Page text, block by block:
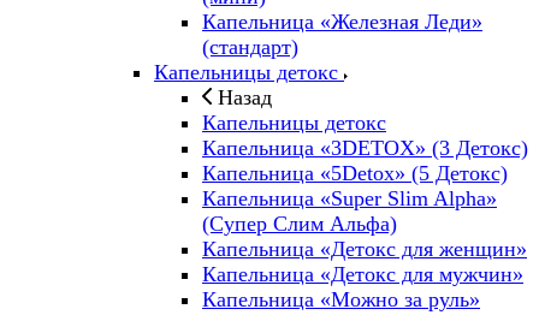
Капельница «Железная Леди»
(стандарт)
Капельницы детокс
Назад
Капельницы детокс
Капельница «3DETOX» (3 Детокс)
Капельница «5Detox» (5 Детокс)
Капельница «Super Slim Alpha»
(Cупер Слим Альфа)
Капельница «Детокс для женщин»
Капельница «Детокс для мужчин»
Капельница «Можно за руль»